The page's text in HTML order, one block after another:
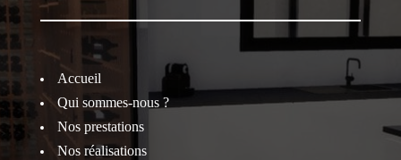
Accueil
Qui sommes-nous ?
Nos prestations
Nos réalisations